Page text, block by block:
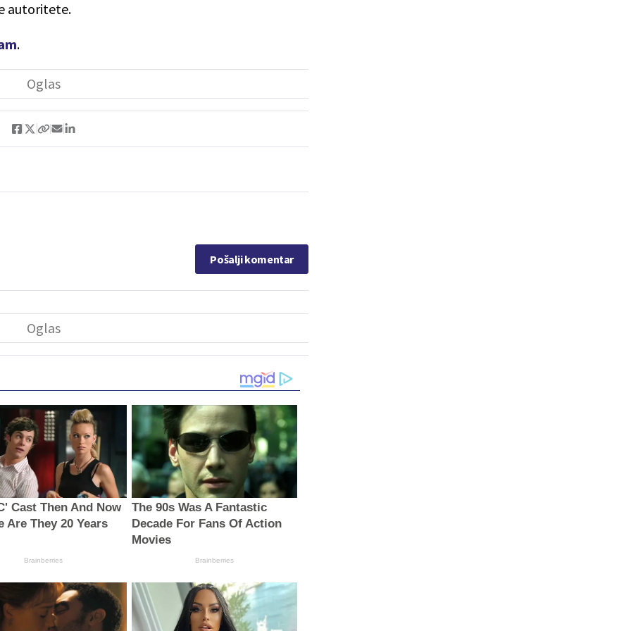
autoritete.
.
Pošalji komentar
Cast Then And Now
Are They 20 Years
Brainberries
The 90s Was A Fantastic
Decade For Fans Of Action
Movies
Brainberries